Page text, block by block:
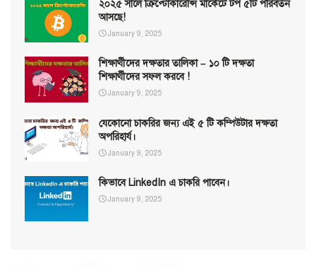
২০২৫ সালে ক্রিপ্টোকারেন্সি মার্কেটে টপ ৫টি পরিবর্তন
আসছে!
January 9, 2025
শিক্ষার্থীদের দক্ষতার তালিকা – ১০ টি দক্ষতা
শিক্ষার্থীদের সফল করবে !
January 9, 2025
যেকোনো চাকরির জন্য এই ৫ টি কম্পিউটার দক্ষতা
অপরিহার্য।
January 9, 2025
কিভাবে LinkedIn এ চাকরি পাবেন।
January 9, 2025